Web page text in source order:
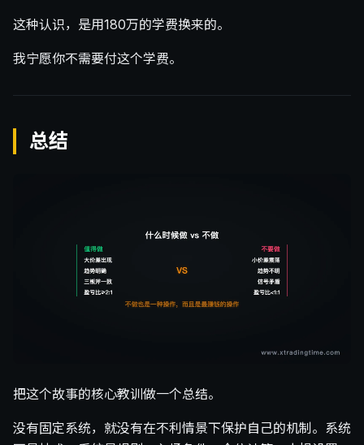
这种认识，是用180万的学费换来的。
我宁愿你不需要付这个学费。
总结
把这个故事的核心教训做一个总结。
没有固定系统，就没有在不利情景下保护自己的机制。系统